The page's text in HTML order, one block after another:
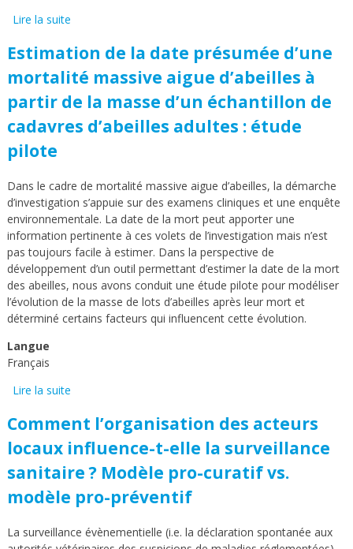
Lire la suite
Estimation de la date présumée d’une
mortalité massive aigue d’abeilles à
partir de la masse d’un échantillon de
cadavres d’abeilles adultes : étude
pilote
Dans le cadre de mortalité massive aigue d’abeilles, la démarche
d’investigation s’appuie sur des examens cliniques et une enquête
environnementale. La date de la mort peut apporter une
information pertinente à ces volets de l’investigation mais n’est
pas toujours facile à estimer. Dans la perspective de
développement d’un outil permettant d’estimer la date de la mort
des abeilles, nous avons conduit une étude pilote pour modéliser
l’évolution de la masse de lots d’abeilles après leur mort et
déterminé certains facteurs qui influencent cette évolution.
Langue
Français
Lire la suite
échantillon de cadavres d’abeilles adultes : étude pilote
Comment l’organisation des acteurs
locaux influence-t-elle la surveillance
sanitaire ? Modèle pro-curatif vs.
modèle pro-préventif
La surveillance évènementielle (i.e. la déclaration spontanée aux